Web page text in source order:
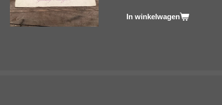
In winkelwagen